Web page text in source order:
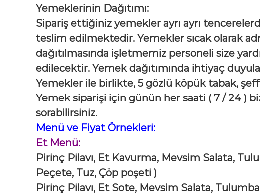
Yemeklerinin Dağıtımı:
Sipariş ettiğiniz yemekler ayrı ayrı
teslim edilmektedir. Yemekler sıcak olarak
dağıtılmasında işletmemiz personeli size
edilecektir. Yemek dağıtımında ihtiyaç
Yemekler ile birlikte, 5 gözlü köpük tabak,
Yemek siparişi için günün her saati ( 7 / 24 )
sorabilirsiniz.
Menü ve Fiyat Örnekleri:
Et Menü:
Pirinç Pilavı, Et Kavurma, Mevsim Salata,
Peçete, Tuz, Çöp poşeti )
Pirinç Pilavı, Et Sote, Mevsim Salata,